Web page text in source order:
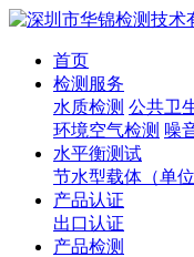
首页
检测服务
水质检测 公共卫
环境空气检测 噪
水平衡测试
节水型载体（单
产品认证
出口认证
产品检测